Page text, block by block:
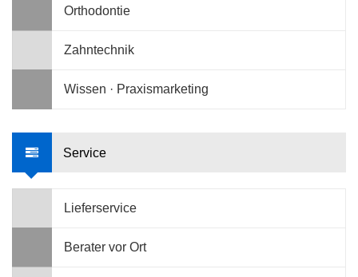
Orthodontie
Zahntechnik
Wissen · Praxismarketing
Service
Lieferservice
Berater vor Ort